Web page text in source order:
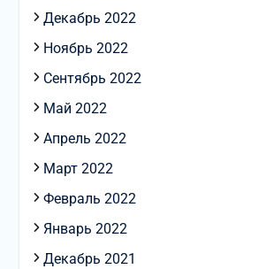
Декабрь 2022
Ноябрь 2022
Сентябрь 2022
Май 2022
Апрель 2022
Март 2022
Февраль 2022
Январь 2022
Декабрь 2021